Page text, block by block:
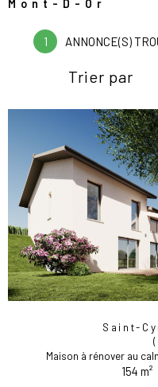
Mont-D-Or
1 ANNONCE(S)
Trier par
Saint-
Maison à rénover au
154 m²